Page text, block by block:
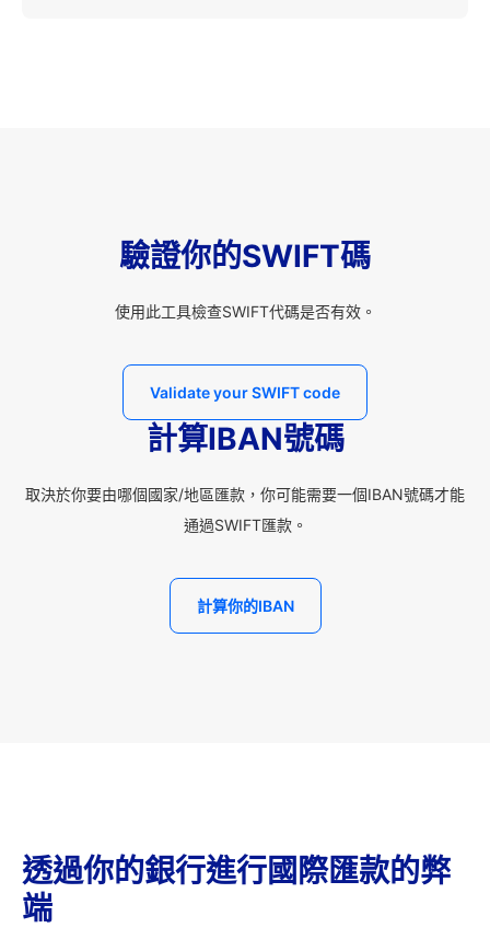
驗證你的SWIFT碼
使用此工具檢查SWIFT代碼是否有效。
Validate your SWIFT code
計算IBAN號碼
取決於你要由哪個國家/地區匯款，你可能需要一個IBAN號碼才能
通過SWIFT匯款。
計算你的IBAN
透過你的銀行進行國際匯款的弊
端